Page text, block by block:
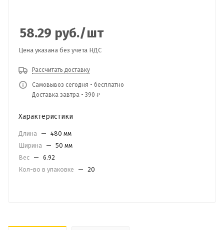
58.29 руб./шт
Цена указана без учета НДС
Рассчитать доставку
Самовывоз сегодня - бесплатно
Доставка завтра - 390 ₽
Характеристики
Длина — 480 мм
Ширина — 50 мм
Вес — 6.92
Кол-во в упаковке
— 20